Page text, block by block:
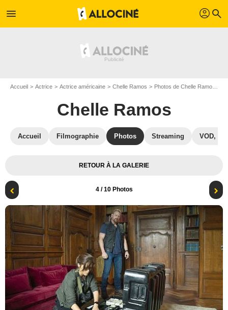
menu profil search
Accueil Actrice Actrice américaine Chelle Ramos Photos de Chelle Ramos
Chelle Ramos
Accueil Filmographie Photos Streaming VOD,
RETOUR À LA GALERIE
4/ 10 Photos